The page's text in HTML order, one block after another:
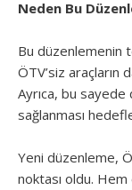
Neden Bu
Bu düzenlemenin
ÖTV’siz araçların
Ayrıca, bu
sağlanması
Yeni düzenleme,
noktası oldu. Hem